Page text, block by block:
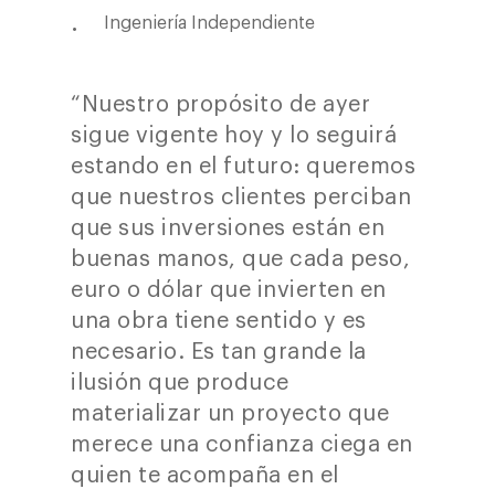
Ingeniería Independiente
“Nuestro propósito de ayer
sigue vigente hoy y lo seguirá
estando en el futuro: queremos
que nuestros clientes perciban
que sus inversiones están en
buenas manos, que cada peso,
euro o dólar que invierten en
una obra tiene sentido y es
necesario. Es tan grande la
ilusión que produce
materializar un proyecto que
merece una confianza ciega en
quien te acompaña en el